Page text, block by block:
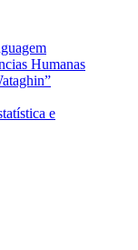
Humanas
e